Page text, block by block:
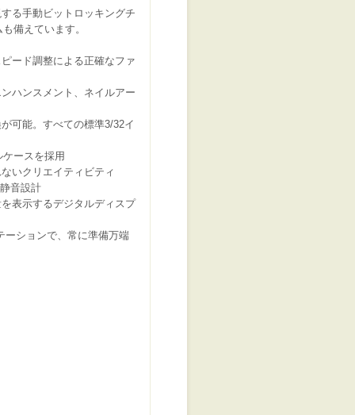
る手動ビットロッキングチ
備えています。
ード調整による正確なファ
ハンスメント、ネイルアー
可能。すべての標準3/32イ
ースを採用
いクリエイティビティ
音設計
表示するデジタルディスプ
ーションで、常に準備万端